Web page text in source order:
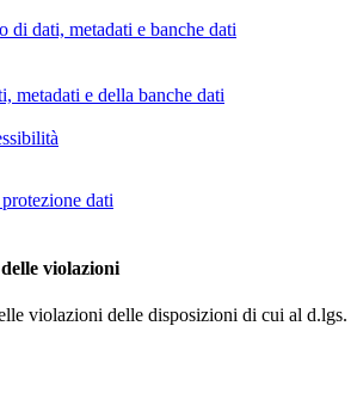
di dati, metadati e banche dati
metadati e della banche dati
dati
violazioni
violazioni delle disposizioni di cui al d.lgs.